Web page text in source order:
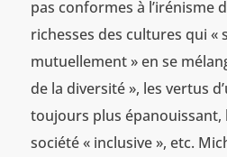
pas conformes à l’irénisme
richesses des cultures qui «
mutuellement » en se
de la diversité », les vertus
toujours plus épanouissant,
société « inclusive », etc.